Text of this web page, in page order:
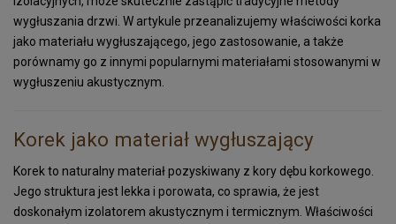
Izolacja termiczno-akustyczna
Korek samoprzylepny
Klej do korka
do terrarium
Podkładki korkowe
Wyprzedaż
wygłuszania drzwi. W artykule przeanalizujemy właściwości korka
jako materiału wygłuszającego, jego zastosowanie, a także
porównamy go z innymi popularnymi materiałami stosowanymi w
wygłuszeniu akustycznym.
Korek jako materiał wygłuszający
Korek to naturalny materiał pozyskiwany z kory dębu korkowego.
Jego struktura jest lekka i porowata, co sprawia, że jest
doskonałym izolatorem akustycznym i termicznym. Właściwości